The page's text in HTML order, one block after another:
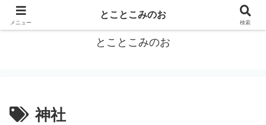
箕面をトコトコお散歩しながらご紹介
とことこみのお
神社
メニュー
とことこみのお
検索